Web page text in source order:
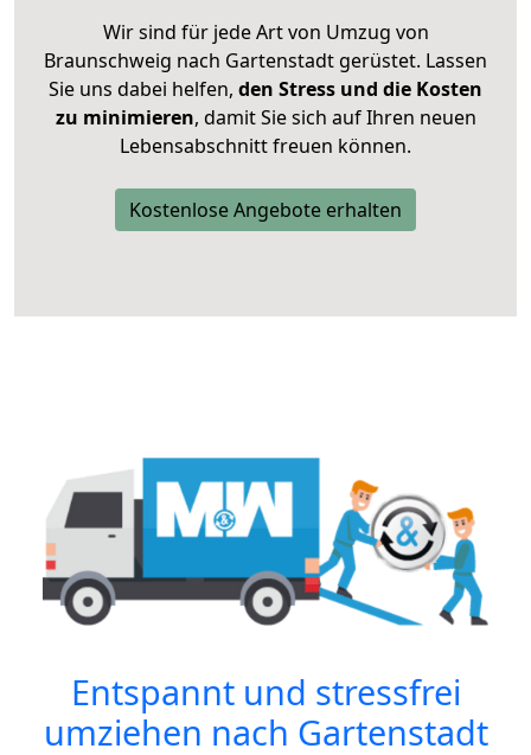
Wir sind für jede Art von Umzug von
Braunschweig nach Gartenstadt gerüstet. Lassen
Sie uns dabei helfen, den Stress und die Kosten
zu minimieren, damit Sie sich auf Ihren neuen
Lebensabschnitt freuen können.
Kostenlose Angebote erhalten
Entspannt und stressfrei
umziehen nach Gartenstadt